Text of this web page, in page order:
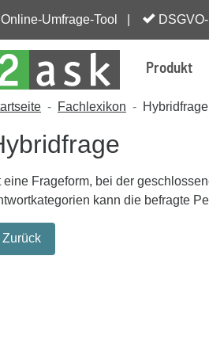
Online-Umfrage-Tool |
Produkt
Fachlexikon Hybridfrage
eine Frageform, bei der
kann die befragte
Zurück